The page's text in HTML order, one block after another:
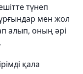
түнеп
мен жол
алып, оның әрі
қала